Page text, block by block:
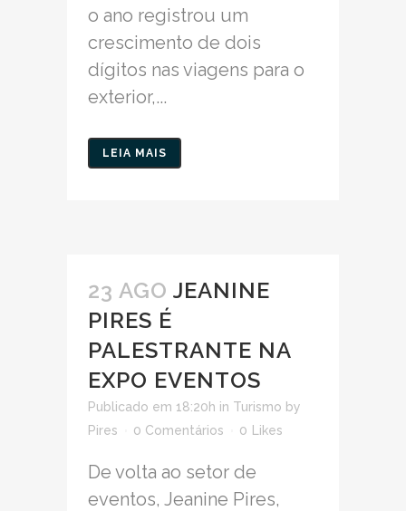
o ano registrou um
crescimento de dois
dígitos nas viagens para o
exterior,...
LEIA MAIS
23 AGO JEANINE
PIRES É
PALESTRANTE NA
EXPO EVENTOS
Publicado em 18:20h in Turismo by
Pires
0 Comentários 0 Likes
De volta ao setor de
eventos, Jeanine Pires,